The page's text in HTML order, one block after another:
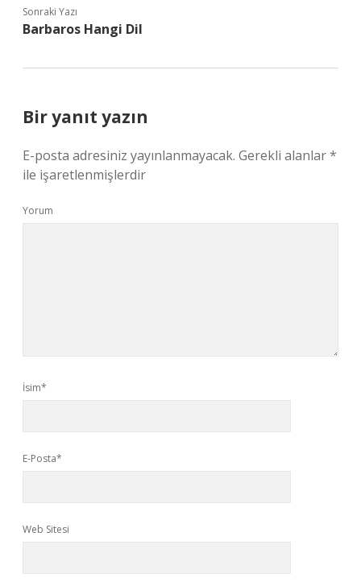
Sonraki Yazı
Barbaros Hangi Dil
Bir yanıt yazın
E-posta adresiniz yayınlanmayacak. Gerekli alanlar*
ile işaretlenmişlerdir
Yorum
İsim*
E-Posta*
Web Sitesi